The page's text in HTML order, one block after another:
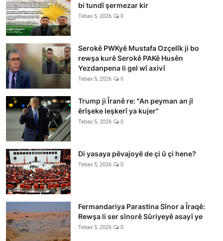
bi tundî şermezar kir
Tebax 5, 2026 0
Serokê PWKyê Mustafa Ozçelîk ji bo
rewşa kurê Serokê PAKê Husên
Yezdanpena li gel wî axivî
Tebax 5, 2026 0
Trump ji Îranê re: "An peyman an jî
êrîşeke leşkerî ya kujer"
Tebax 5, 2026 0
Di yasaya pêvajoyê de çi û çi hene?
Tebax 5, 2026 0
Fermandariya Parastina Sînor a Îraqê:
Rewşa li ser sînorê Sûriyeyê asayî ye
Tebax 5, 2026 0